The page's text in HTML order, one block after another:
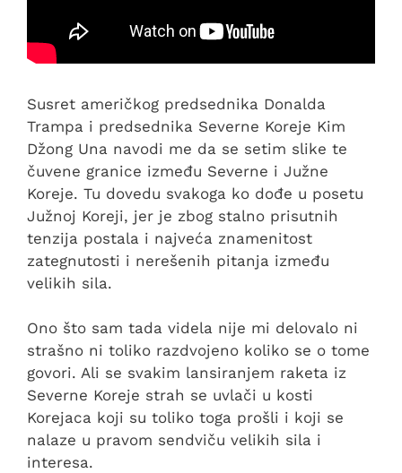
Susret američkog predsednika Donalda
Trampa i predsednika Severne Koreje Kim
Džong Una navodi me da se setim slike te
čuvene granice između Severne i Južne
Koreje. Tu dovedu svakoga ko dođe u posetu
Južnoj Koreji, jer je zbog stalno prisutnih
tenzija postala i najveća znamenitost
zategnutosti i nerešenih pitanja između
velikih sila.
Ono što sam tada videla nije mi delovalo ni
strašno ni toliko razdvojeno koliko se o tome
govori. Ali se svakim lansiranjem raketa iz
Severne Koreje strah se uvlači u kosti
Korejaca koji su toliko toga prošli i koji se
nalaze u pravom sendviču velikih sila i
interesa.